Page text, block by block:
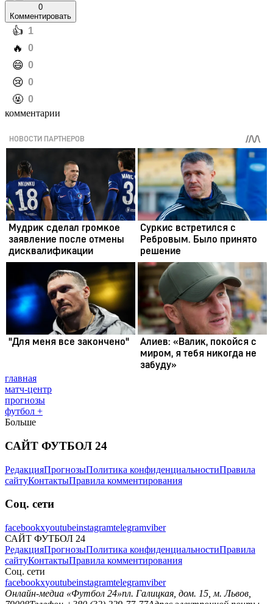
0
Комментировать
️👍 1
️🔥 0
️😄 0
️😢 0
️🤬 0
комментарии
главная
матч-центр
прогнозы
футбол +
Больше
САЙТ ФУТБОЛ 24
РедакцияПрогнозыПолитика конфиденциальностиПравила
сайтуКонтактыПравила комментирования
Соц. сети
facebookxyoutubeinstagramtelegramviber
САЙТ ФУТБОЛ 24
РедакцияПрогнозыПолитика конфиденциальностиПравила
сайтуКонтактыПравила комментирования
Соц. сети
facebookxyoutubeinstagramtelegramviber
Онлайн-медиа «Футбол 24»пл. Галицкая, дом. 15, м. Львов,